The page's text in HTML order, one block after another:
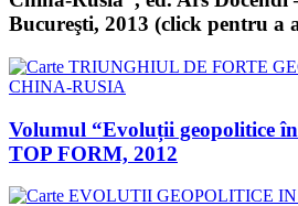
Bucureşti, 2013 (click pentru a
Volumul “Evoluții geopolitice
TOP FORM, 2012